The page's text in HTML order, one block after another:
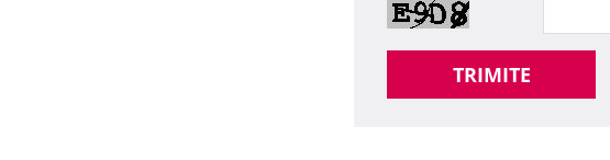
TRIMITE